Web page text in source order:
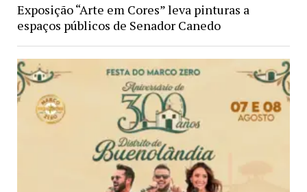
Exposição “Arte em Cores” leva pinturas a
espaços públicos de Senador Canedo